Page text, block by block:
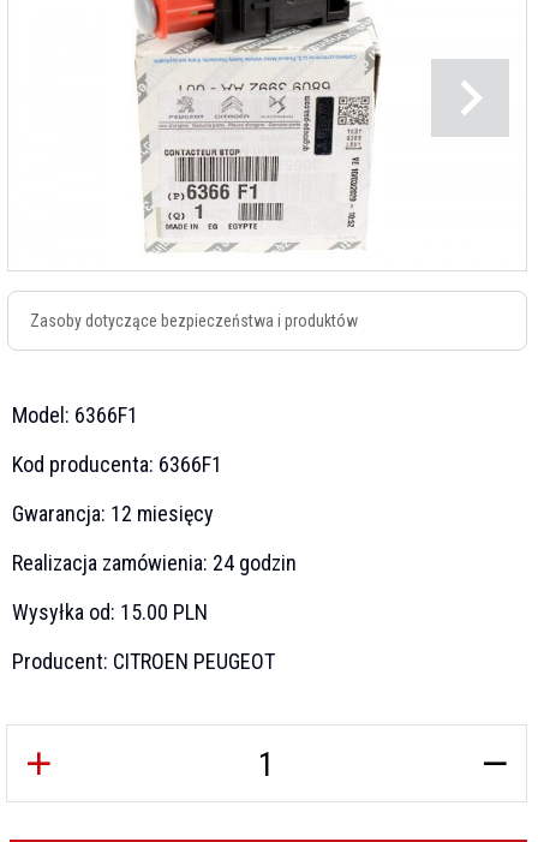
Zasoby dotyczące bezpieczeństwa i produktów
Model: 6366F1
Kod producenta: 6366F1
Gwarancja: 12 miesięcy
Realizacja zamówienia: 24 godzin
Wysyłka od: 15.00 PLN
Producent: CITROEN PEUGEOT